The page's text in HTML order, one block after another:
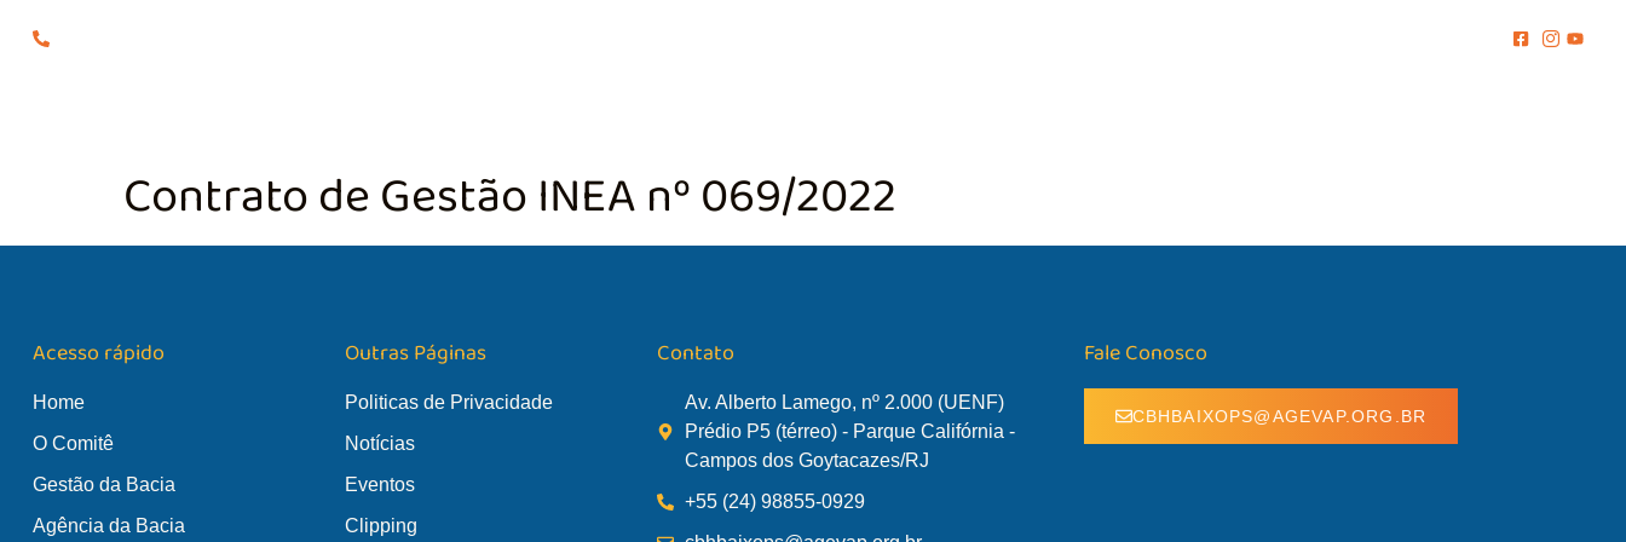
Contrato de Gestão INEA nº 069/2022
Acesso rápido
Home
O Comitê
Gestão da Bacia
Agência da Bacia
Outras Páginas
Politicas de Privacidade
Notícias
Eventos
Clipping
Contato
Av. Alberto Lamego, nº 2.000 (UENF)
Prédio P5 (térreo) - Parque Califórnia -
Campos dos Goytacazes/RJ
+55 (24) 98855-0929
Fale Conosco
CBHBAIXOPS@AGEVAP.ORG.BR